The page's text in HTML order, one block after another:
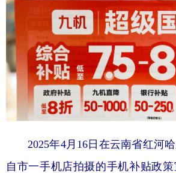
2025年4月16日在云南省红河哈
自市一手机店拍摄的手机补贴政